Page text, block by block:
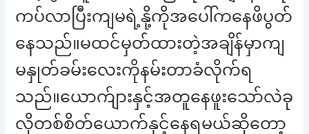
ကပ်လာပြီးကျမရဲ့နို့ကိုအပေါ်ကနေဖိပွတ်
နေသည်။မထင်မှတ်ထားတဲ့အချိန်မှာကျ
မနှုတ်ခမ်းလေးကိုနမ်းတာခံလိုက်ရ
သည်။ယောက်ျားနှင့်အတူနေဖူးသော်လဲခု
လိုတစ်စိတ်ယောက်နှင့်နေရမယ်ဆိုတော့